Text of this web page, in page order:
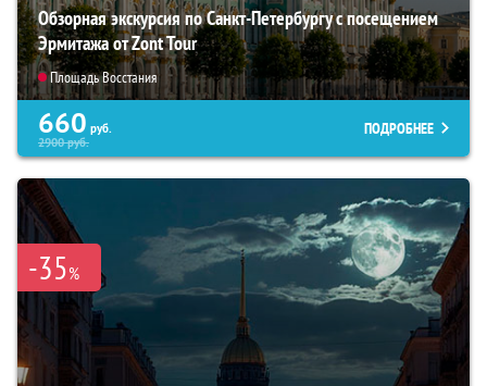
Обзорная экскурсия по Санкт-Петербургу с посещением
Эрмитажа от Zont Tour
Площадь Восстания
660 руб.
2900руб.
ПОДРОБНЕЕ
-35%